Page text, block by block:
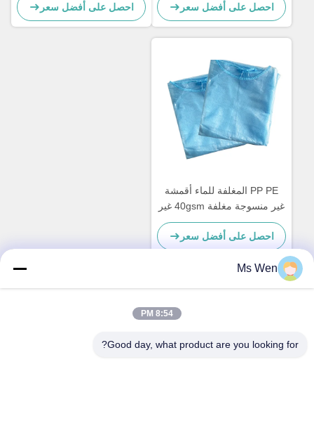
الطبي
احصل على أفضل سعر
احصل على أفضل سعر
PP PE المغلفة للماء أقمشة
غير منسوجة مغلفة 40gsm غير
سامة لأثواب العزلة
احصل على أفضل سعر
العنوان
Ms Wen
8:54 PM
Good day, what product are you looking for?